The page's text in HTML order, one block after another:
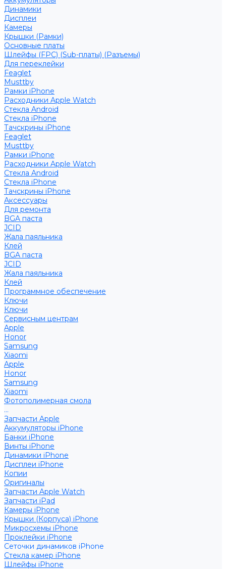
Динамики
Дисплеи
Камеры
Крышки (Рамки)
Основные платы
Шлейфы (FPC) (Sub-платы) (Разъемы)
Для переклейки
Feaglet
Musttby
Рамки iPhone
Расходники Apple Watch
Стекла Android
Стекла iPhone
Тачскрины iPhone
Feaglet
Musttby
Рамки iPhone
Расходники Apple Watch
Стекла Android
Стекла iPhone
Тачскрины iPhone
Аксессуары
Для ремонта
BGA паста
JCID
Жала паяльника
Клей
BGA паста
JCID
Жала паяльника
Клей
Программное обеспечение
Ключи
Ключи
Сервисным центрам
Apple
Honor
Samsung
Xiaomi
Apple
Honor
Samsung
Xiaomi
Фотополимерная смола
...
Запчасти Apple
Аккумуляторы iPhone
Банки iPhone
Винты iPhone
Динамики iPhone
Дисплеи iPhone
Копии
Оригиналы
Запчасти Apple Watch
Запчасти iPad
Камеры iPhone
Крышки (Корпуса) iPhone
Микросхемы iPhone
Проклейки iPhone
Сеточки динамиков iPhone
Стекла камер iPhone
Шлейфы iPhone